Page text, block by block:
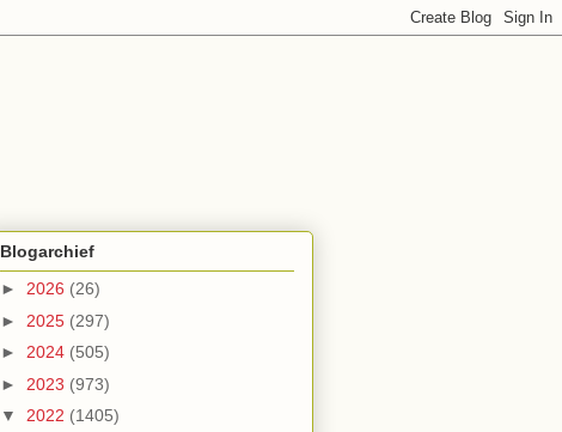
Blogarchief
► 2026 (26)
► 2025 (297)
► 2024 (505)
► 2023 (973)
▼ 2022 (1405)